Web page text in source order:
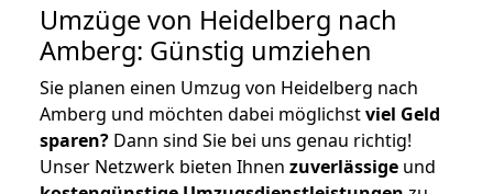
Umzüge von Heidelberg nach
Amberg: Günstig umziehen
Sie planen einen Umzug von Heidelberg nach
Amberg und möchten dabei möglichstviel Geld
sparen? Dann sind Sie bei uns genau richtig!
Unser Netzwerk bieten Ihnen zuverlässige und